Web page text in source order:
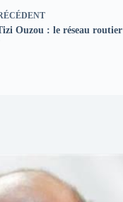
Ouzou : le réseau routier